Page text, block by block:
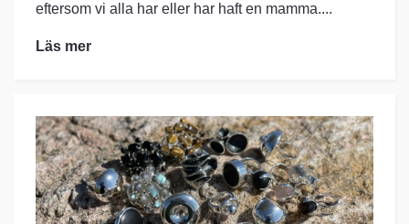
eftersom vi alla har eller har haft en mamma....
Läs mer